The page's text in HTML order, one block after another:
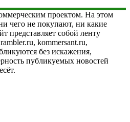
проектом. На этом
чего не покупают, ни какие
представляет собой ленту
kommersant.ru,
без искажения,
публикуемых новостей